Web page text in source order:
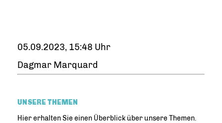
05.09.2023, 15:48 Uhr
Dagmar Marquard
UNSERE THEMEN
Hier erhalten Sie einen Überblick über unsere Themen.